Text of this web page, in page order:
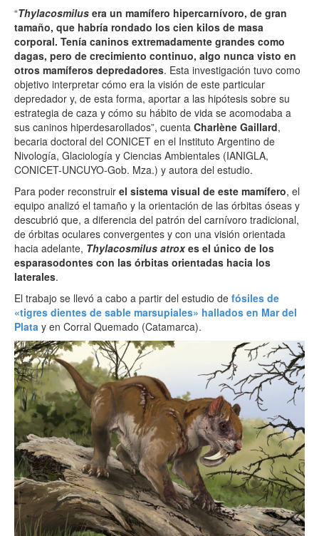
“Thylacosmilus era un mamífero hipercarnívoro, de gran
tamaño, que habría rondado los cien kilos de masa
corporal. Tenía caninos extremadamente grandes como
dagas, pero de crecimiento continuo, algo nunca visto en
otros mamíferos depredadores. Esta investigación tuvo como
objetivo interpretar cómo era la visión de este particular
depredador y, de esta forma, aportar a las hipótesis sobre su
estrategia de caza y cómo su hábito de vida se acomodaba a
sus caninos hiperdesarollados”, cuenta Charlène Gaillard,
becaria doctoral del CONICET en el Instituto Argentino de
Nivología, Glaciología y Ciencias Ambientales (IANIGLA,
CONICET-UNCUYO-Gob. Mza.) y autora del estudio.
Para poder reconstruir el sistema visual de este mamífero, el
equipo analizó el tamaño y la orientación de las órbitas óseas y
descubrió que, a diferencia del patrón del carnívoro tradicional,
de órbitas oculares convergentes y con una visión orientada
hacia adelante, Thylacosmilus atroxes el único de los
esparasodontes con las órbitas orientadas hacia los
laterales.
El trabajo se llevó a cabo a partir del estudio de fósiles de
«tigres dientes de sable marsupiales» hallados en Mar del
Plata y en Corral Quemado (Catamarca).